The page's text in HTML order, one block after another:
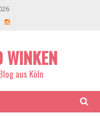
WINKEN
aus Köln